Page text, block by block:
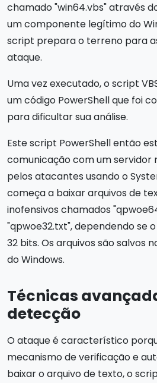
chamado "win64.vbs" através
um componente legítimo do
script prepara o terreno para
ataque.
Uma vez executado, o script
um código PowerShell que foi
para dificultar sua análise.
Este script PowerShell então
comunicação com um
pelos atacantes usando o
começa a baixar arquivos de
inofensivos chamados
"qpwoe32.txt", dependendo se
32 bits. Os arquivos são salvos
do Windows.
Técnicas
detecção
O ataque é característico
mecanismo de verificação e
baixar o arquivo de texto, o